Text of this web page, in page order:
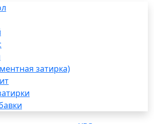
затирка)